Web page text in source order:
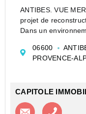
ANTIBES. VUE
projet de
Dans un
authentique villa de
sur un magnifique
06600
PROVENCE-
CAPITOLE
Contacter